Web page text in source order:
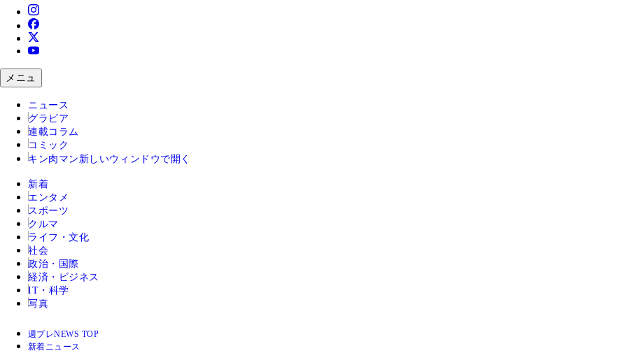
メニュ
ニュース
グラビア
連載コラム
コミック
キン肉マン 新しいウィンドウで開く
新着
エンタメ
スポーツ
クルマ
ライフ・文化
社会
政治・国際
経済・ビジネス
IT・科学
写真
週プレNEWS TOP
新着ニュース